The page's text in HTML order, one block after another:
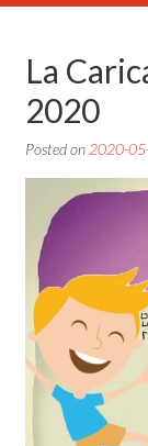
La
2020
Posted on 2020-